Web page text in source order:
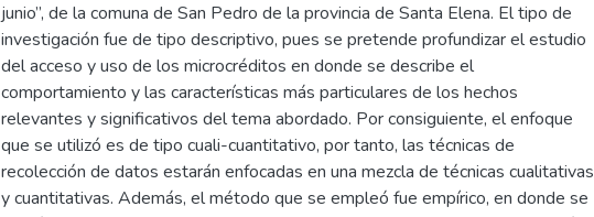
junio”, de la comuna de San Pedro de la provincia de Santa Elena. El tipo de
investigación fue de tipo descriptivo, pues se pretende profundizar el estudio
del acceso y uso de los microcréditos en donde se describe el
comportamiento y las características más particulares de los hechos
relevantes y significativos del tema abordado. Por consiguiente, el enfoque
que se utilizó es de tipo cuali-cuantitativo, por tanto, las técnicas de
recolección de datos estarán enfocadas en una mezcla de técnicas cualitativas
y cuantitativas. Además, el método que se empleó fue empírico, en donde se